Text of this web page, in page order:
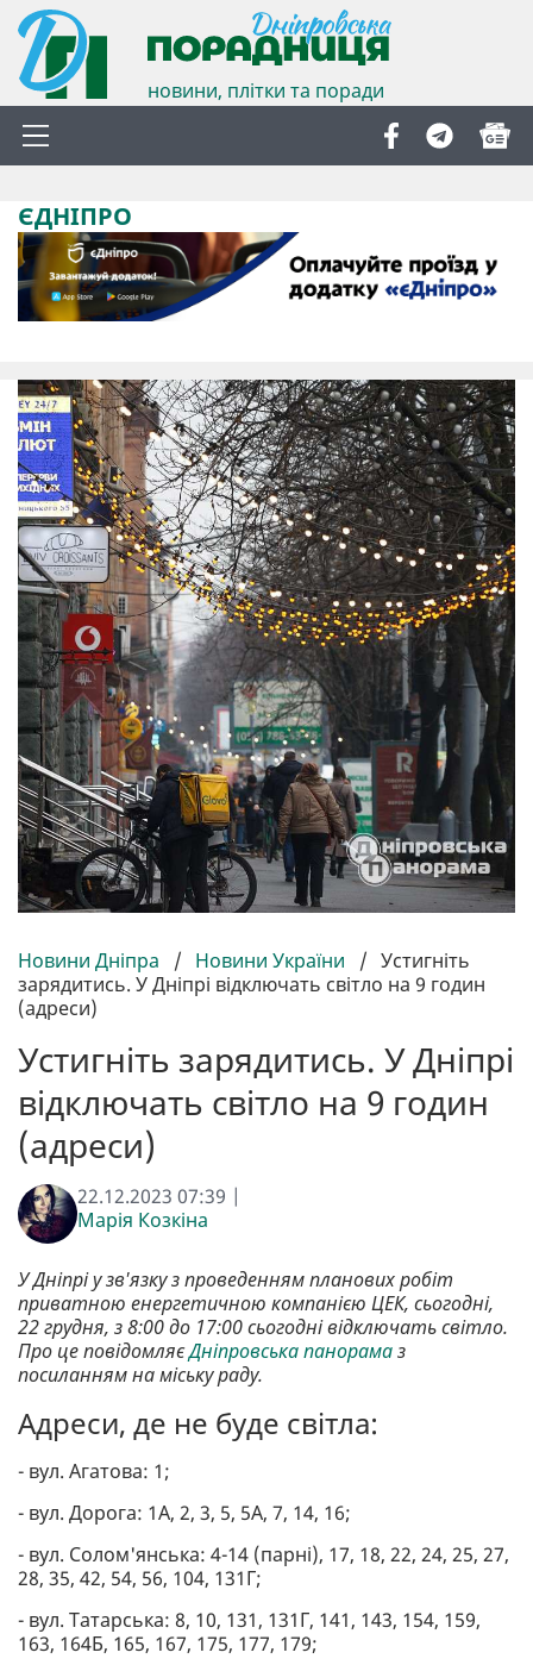
новини, плітки та поради
ЄДНІПРО
Новини Дніпра / Новини України / Устигніть
зарядитись. У Дніпрі відключать світло на 9 годин
(адреси)
Устигніть зарядитись. У Дніпрі
відключать світло на 9 годин
(адреси)
22.12.2023 07:39 |
Марія Козкіна
У Дніпрі у зв'язку з проведенням планових робіт
приватною енергетичною компанією ЦЕК, сьогодні,
22 грудня, з 8:00 до 17:00 сьогодні відключать світло.
Про це повідомляєДніпровська панорамаз
посиланням на міську раду.
Адреси, де не буде світла:
- вул. Агатова: 1;
- вул. Дорога: 1А, 2, 3, 5, 5А, 7, 14, 16;
- вул. Солом'янська: 4-14 (парні), 17, 18, 22, 24, 25, 27,
28, 35, 42, 54, 56, 104, 131Г;
- вул. Татарська: 8, 10, 131, 131Г, 141, 143, 154, 159,
163, 164Б, 165, 167, 175, 177, 179;